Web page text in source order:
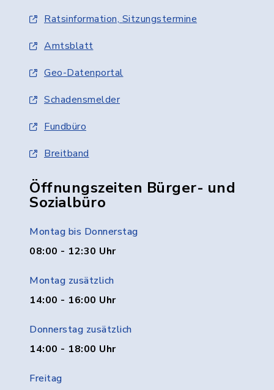
Ratsinformation, Sitzungstermine
Amtsblatt
Geo-Datenportal
Schadensmelder
Fundbüro
Breitband
Öffnungszeiten Bürger- und
Sozialbüro
Montag bis Donnerstag
08:00 - 12:30 Uhr
Montag zusätzlich
14:00 - 16:00 Uhr
Donnerstag zusätzlich
14:00 - 18:00 Uhr
Freitag